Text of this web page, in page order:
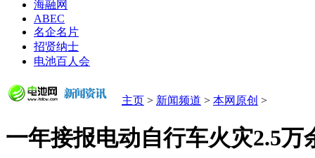
海融网
ABEC
名企名片
招贤纳士
电池百人会
主页 > 新闻频道 > 本网原创 >
一年接报电动自行车火灾2.5